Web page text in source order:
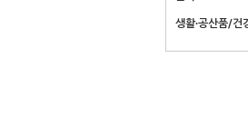
생활∙공산품/건